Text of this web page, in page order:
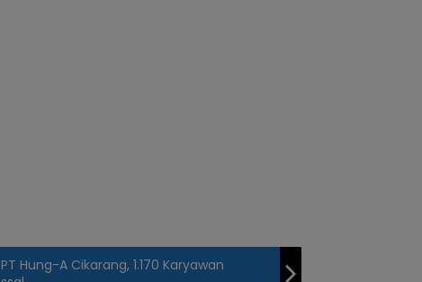
Hung-A Cikarang, 1.170 Karyawan